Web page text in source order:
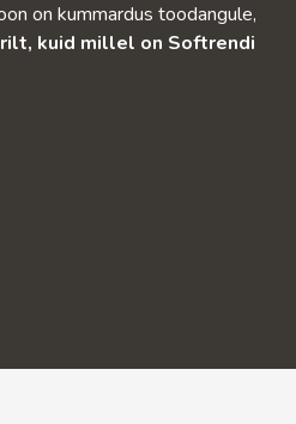
on kummardus toodangule,
kuid millel on Softrendi